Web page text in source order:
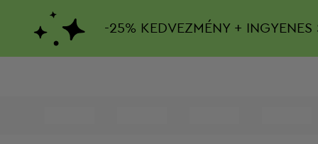
-25% KEDVEZMÉNY + INGYENES